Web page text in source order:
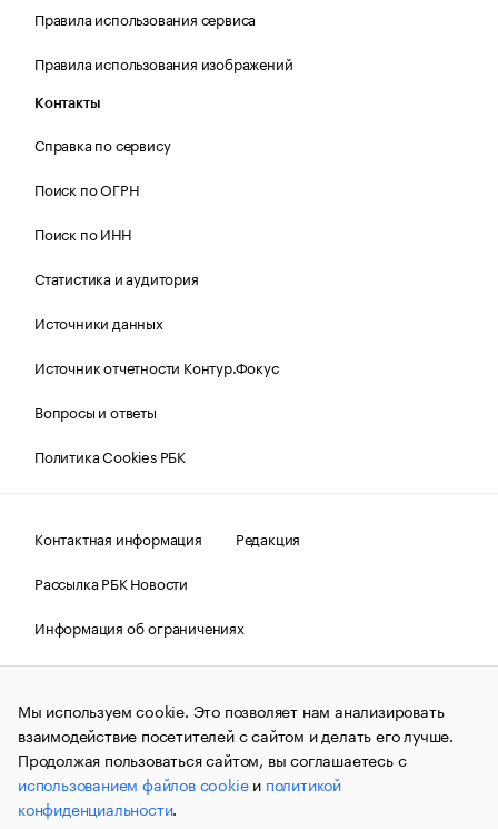
Правила использования сервиса
Правила использования изображений
Контакты
Справка по сервису
Поиск по ОГРН
Поиск по ИНН
Статистика и аудитория
Источники данных
Источник отчетности Контур.Фокус
Вопросы и ответы
Политика Cookies РБК
Контактная информация
Редакция
Рассылка РБК Новости
Информация об ограничениях
Правовая информация
О соблюдении авторских прав
© АО «РОСБИЗНЕСКОНСАЛТИНГ»,1995–2026.Сообщения
и материалы информационного агентства «РБК»
(зарегистрировано Федеральной службой по надзору в сфере
связи, информационных технологий и массовых
коммуникаций (Роскомнадзор) 09.12.2015 за номером ИА
№ФС77-63848) сопровождаются пометкой «РБК». Отдельные
публикации могут содержать информацию,
Мы используем cookie. Это позволяет нам анализировать
взаимодействие посетителей с сайтом и делать его лучше.
Продолжая пользоваться сайтом, вы соглашаетесь с
использованием файлов cookieи политикой
конфиденциальности.